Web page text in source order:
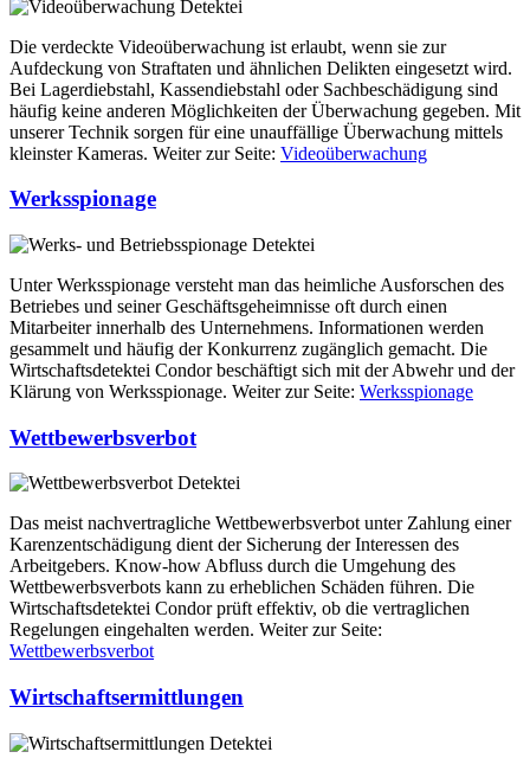
Die verdeckte Videoüberwachung ist erlaubt, wenn sie zur
Aufdeckung von Straftaten und ähnlichen Delikten eingesetzt wird.
Bei Lagerdiebstahl, Kassendiebstahl oder Sachbeschädigung sind
häufig keine anderen Möglichkeiten der Überwachung gegeben. Mit
unserer Technik sorgen für eine unauffällige Überwachung mittels
kleinster Kameras. Weiter zur Seite: Videoüberwachung
Werksspionage
Unter Werksspionage versteht man das heimliche Ausforschen des
Betriebes und seiner Geschäftsgeheimnisse oft durch einen
Mitarbeiter innerhalb des Unternehmens. Informationen werden
gesammelt und häufig der Konkurrenz zugänglich gemacht. Die
Wirtschaftsdetektei Condor beschäftigt sich mit der Abwehr und der
Klärung von Werksspionage. Weiter zur Seite: Werksspionage
Wettbewerbsverbot
Das meist nachvertragliche Wettbewerbsverbot unter Zahlung einer
Karenzentschädigung dient der Sicherung der Interessen des
Arbeitgebers. Know-how Abfluss durch die Umgehung des
Wettbewerbsverbots kann zu erheblichen Schäden führen. Die
Wirtschaftsdetektei Condor prüft effektiv, ob die vertraglichen
Regelungen eingehalten werden. Weiter zur Seite:
Wettbewerbsverbot
Wirtschaftsermittlungen